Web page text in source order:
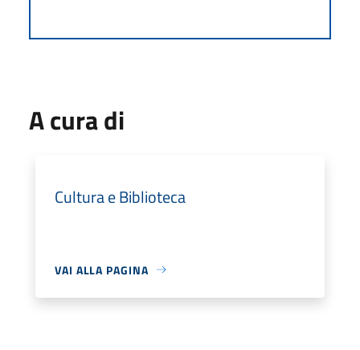
A cura di
Cultura e Biblioteca
VAI ALLA PAGINA